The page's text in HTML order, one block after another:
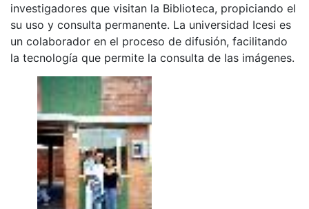
investigadores que visitan la Biblioteca, propiciando el
su uso y consulta permanente. La universidad Icesi es
un colaborador en el proceso de difusión, facilitando
la tecnología que permite la consulta de las imágenes.